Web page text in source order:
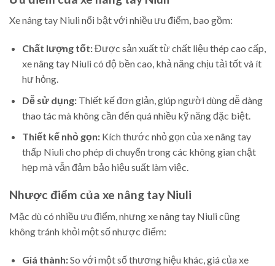
Xe nâng tay Niuli nổi bật với nhiều ưu điểm, bao gồm:
Chất lượng tốt:Được sản xuất từ chất liệu thép cao cấp,
xe nâng tay Niuli có độ bền cao, khả năng chịu tải tốt và ít
hư hỏng.
Dễ sử dụng:Thiết kế đơn giản, giúp người dùng dễ dàng
thao tác mà không cần đến quá nhiều kỹ năng đặc biệt.
Thiết kế nhỏ gọn:Kích thước nhỏ gọn của xe nâng tay
thấp Niuli cho phép di chuyển trong các không gian chật
hẹp mà vẫn đảm bảo hiệu suất làm việc.
Nhược điểm của xe nâng tay Niuli
Mặc dù có nhiều ưu điểm, nhưng xe nâng tay Niuli cũng
không tránh khỏi một số nhược điểm:
Giá thành:So với một số thương hiệu khác, giá của xe